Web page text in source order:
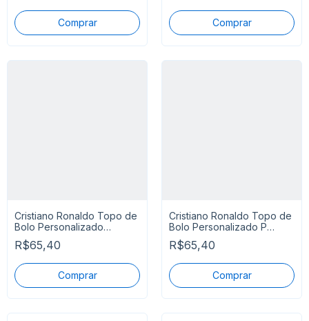
Cristiano Ronaldo Topo de
Bolo Personalizado
Portugal
R$65,40
Cristiano Ronaldo Topo de
Bolo Personalizado P
Entrega
R$65,40